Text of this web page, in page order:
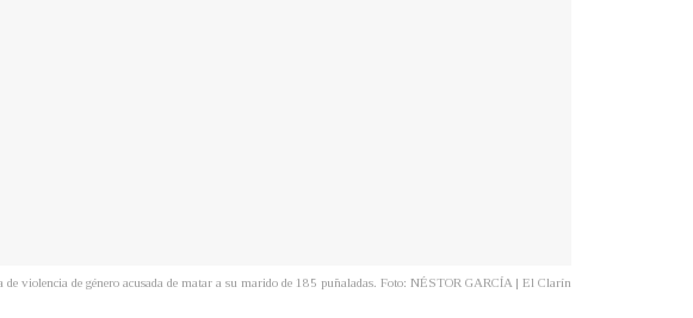
violencia de género acusada de matar a su marido de 185 puñaladas. Foto: NÉSTOR GARCÍA | El Clarín